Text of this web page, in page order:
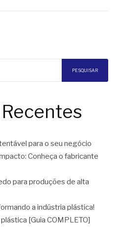
PESQUISAR
para o seu negócio
Conheça o fabricante
para produções de alta
a indústria plástica!
[Guia COMPLETO]